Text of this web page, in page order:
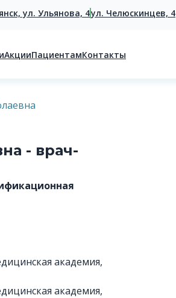
АкцииПациентамКонтакты
ул. Ульянова, 4ул. Челюскинцев, 4
- врач-
академия,
академия,